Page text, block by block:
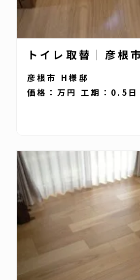
トイレ取替｜彦根
彦根市 H様邸
価格：万円 工期：0.5日